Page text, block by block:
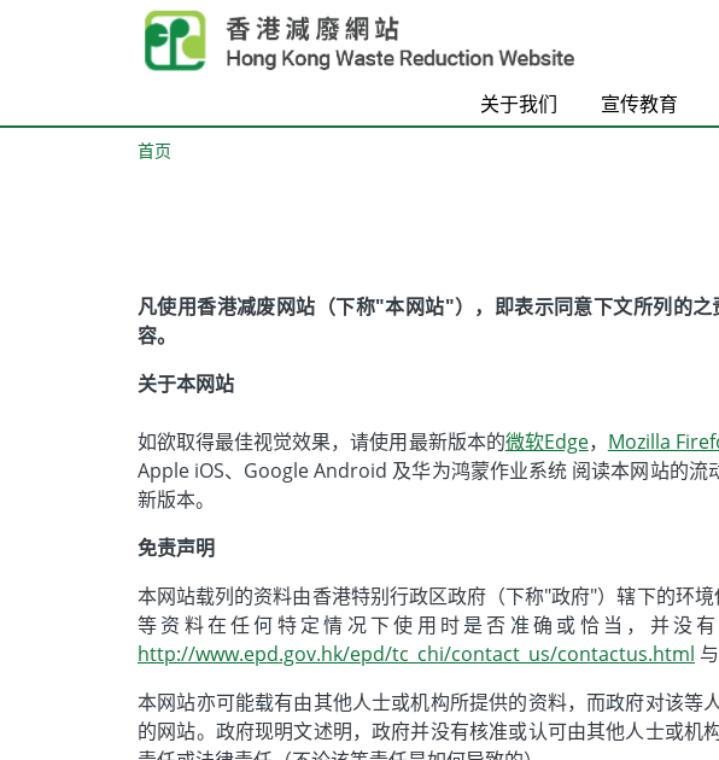
Skip to main content
关于我们 宣传教育
首页
Body
凡使用香港减废网站（下称"本网站"），即表示同意下文所列的
容。
关于本网站
如欲取得最佳视觉效果，请使用最新版本的微软Edge， Mozilla
Apple iOS、Google Android 及华为鸿蒙作业系统 阅读本网站的
新版本。
免责声明
本网站载列的资料由香港特别行政区政府（下称"政府"）辖下的环
等资料在任何特定情况下使用时是否准确或恰当，并没
http://www.epd.gov.hk/epd/tc_chi/contact_us/contactus.html
本网站亦可能载有由其他人士或机构所提供的资料，而政府对该
的网站。政府现明文述明，政府并没有核准或认可由其他人士或